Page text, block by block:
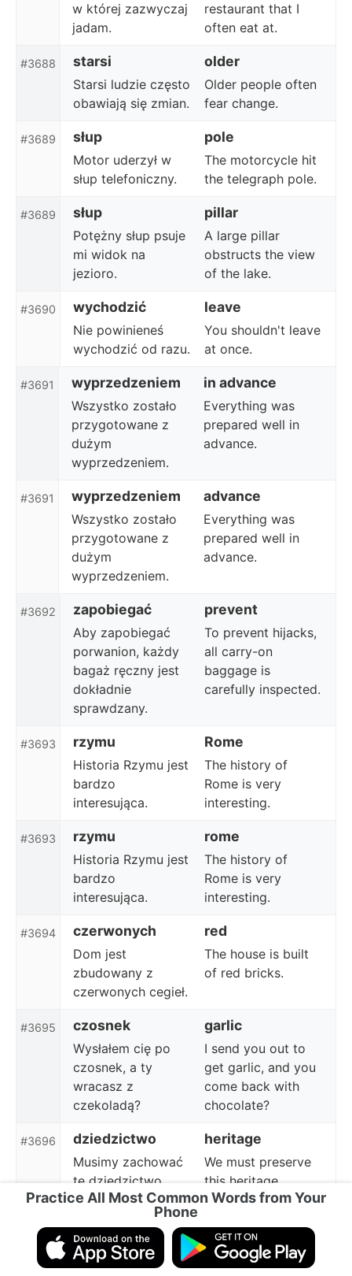
w której zazwyczaj
jadam.
restaurant that I
often eat at.
#3688 starsi older
Starsi ludzie często
obawiają się zmian.
Older people often
fear change.
#3689 słup pole
Motor uderzył w
słup telefoniczny.
The motorcycle hit
the telegraph pole.
#3689 słup pillar
Potężny słup psuje
mi widok na
jezioro.
A large pillar
obstructs the view
of the lake.
#3690 wychodzić leave
Nie powinieneś
wychodzić od razu.
You shouldn't leave
at once.
#3691 wyprzedzeniem in advance
Wszystko zostało
przygotowane z
dużym
wyprzedzeniem.
Everything was
prepared well in
advance.
#3691 wyprzedzeniem advance
Wszystko zostało
przygotowane z
dużym
wyprzedzeniem.
Everything was
prepared well in
advance.
#3692 zapobiegać prevent
Aby zapobiegać
porwanion, każdy
bagaż ręczny jest
dokładnie
sprawdzany.
To prevent hijacks,
all carry-on
baggage is
carefully inspected.
#3693 rzymu Rome
Historia Rzymu jest
bardzo
interesująca.
The history of
Rome is very
interesting.
#3693 rzymu rome
Historia Rzymu jest
bardzo
interesująca.
The history of
Rome is very
interesting.
#3694 czerwonych red
Dom jest
zbudowany z
czerwonych cegieł.
The house is built
of red bricks.
#3695 czosnek garlic
Wysłałem cię po
czosnek, a ty
wracasz z
czekoladą?
I send you out to
get garlic, and you
come back with
chocolate?
#3696 dziedzictwo heritage
Musimy zachować
te dziedzictwo.
We must preserve
this heritage.
Z daleka ten
kamień wygląda jak
Seen from a
distance, the stone
Practice All Most Common Words from Your
Phone